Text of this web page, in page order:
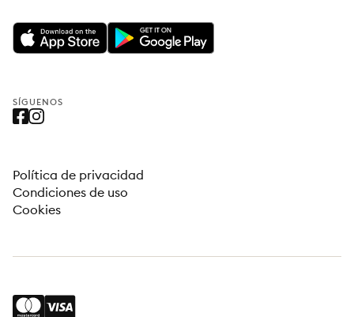
SÍGUENOS
Política de privacidad
Condiciones de uso
Cookies